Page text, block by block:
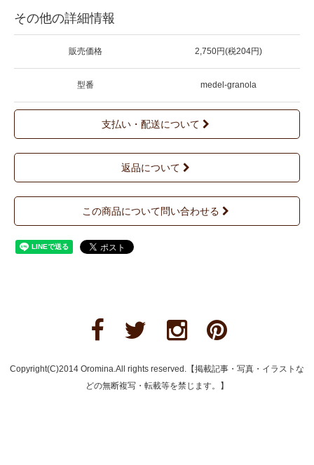
その他の詳細情報
販売価格 2,750円(税204円)
型番 medel-granola
支払い・配送について
返品について
この商品について問い合わせる
Copyright(C)2014 Oromina.All rights reserved.【掲載記事・写真・イラストな
どの無断複写・転載等を禁じます。】